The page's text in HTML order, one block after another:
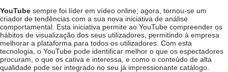
YouTube sempre foi líder em vídeo online; agora, tornou-se um
criador de tendências com a sua nova iniciativa de análise
comportamental. Esta iniciativa permite ao YouTube compreender os
hábitos de visualização dos seus utilizadores, permitindo à empresa
melhorar a plataforma para todos os utilizadores. Com esta
tecnologia, o YouTube pode identificar melhor o que os espectadores
procuram, o que os cativa e interessa, e como o conteúdo de alta
qualidade pode ser integrado no seu já impressionante catálogo.